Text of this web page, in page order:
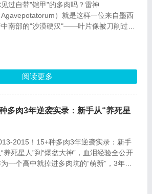
过自带"铠甲"的多肉吗？雷神
Agavepotatorum）就是这样一位来自墨西
南部的"沙漠硬汉"——叶片像被刀削过的
阅读更多
多肉3年逆袭实录：新手从“养死星
2015！15+种多肉3年逆袭实录：新手
“养死星人”到“爆盆大神”，血泪经验全公开
一个高中就掉进多肉坑的“萌新”，3年养